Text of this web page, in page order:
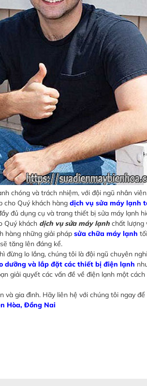
chóng và trách nhiệm, với đội ngũ nhân
cho Quý khách hàng dịch vụ sửa máy lạnh
đủ dụng cụ và trang thiết bị sửa máy lạnh
Quý khách dịch vụ sửa máy lạnh chất lượng
hàng những giải pháp sửa chữa máy lạnh
tăng lên đáng kể.
đừng lo lắng, chúng tôi là đội ngũ chuyên
dưỡng và lắp đặt các thiết bị điện lạnh
giải quyết các vấn đề về điện lạnh một
gia đình. Hãy liên hệ với chúng tôi ngay
Hòa, Đồng Nai